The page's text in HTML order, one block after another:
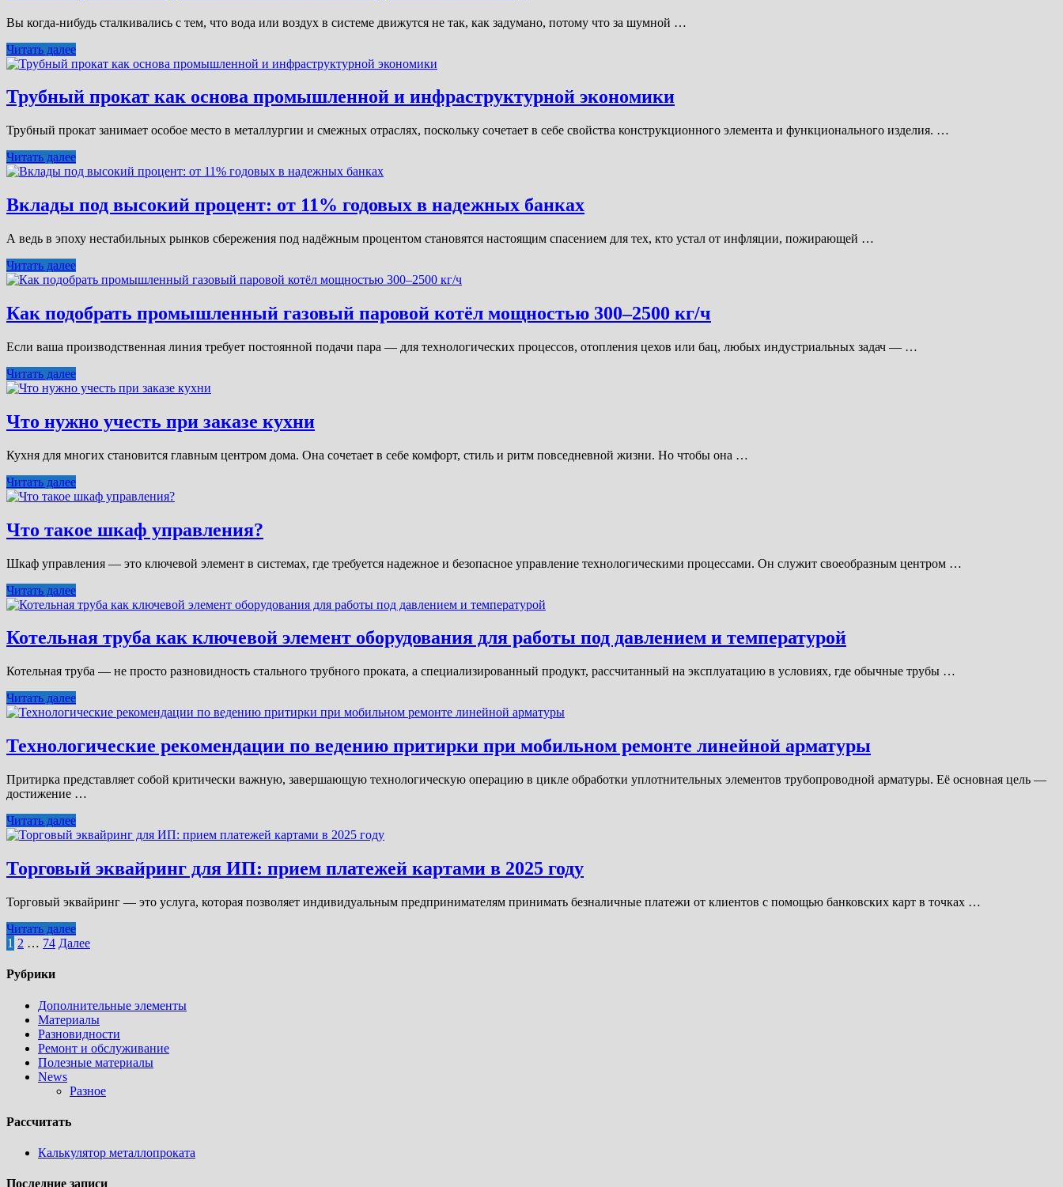
Вы когда-нибудь сталкивались с тем, что вода или воздух в системе движутся не так, как задумано, потому что за шумной …
Читать далее
Трубный прокат как основа промышленной и инфраструктурной экономики
Трубный прокат занимает особое место в металлургии и смежных отраслях, поскольку сочетает в себе свойства конструкционного элемента и функционального изделия. …
Читать далее
Вклады под высокий процент: от 11% годовых в надежных банках
А ведь в эпоху нестабильных рынков сбережения под надёжным процентом становятся настоящим спасением для тех, кто устал от инфляции, пожирающей …
Читать далее
Как подобрать промышленный газовый паровой котёл мощностью 300–2500 кг/ч
Если ваша производственная линия требует постоянной подачи пара — для технологических процессов, отопления цехов или бац, любых индустриальных задач — …
Читать далее
Что нужно учесть при заказе кухни
Кухня для многих становится главным центром дома. Она сочетает в себе комфорт, стиль и ритм повседневной жизни. Но чтобы она …
Читать далее
Что такое шкаф управления?
Шкаф управления — это ключевой элемент в системах, где требуется надежное и безопасное управление технологическими процессами. Он служит своеобразным центром …
Читать далее
Котельная труба как ключевой элемент оборудования для работы под давлением и температурой
Котельная труба — не просто разновидность стального трубного проката, а специализированный продукт, рассчитанный на эксплуатацию в условиях, где обычные трубы …
Читать далее
Технологические рекомендации по ведению притирки при мобильном ремонте линейной арматуры
Притирка представляет собой критически важную, завершающую технологическую операцию в цикле обработки уплотнительных элементов трубопроводной арматуры. Её основная цель —
достижение …
Читать далее
Торговый эквайринг для ИП: прием платежей картами в 2025 году
Торговый эквайринг — это услуга, которая позволяет индивидуальным предпринимателям принимать безналичные платежи от клиентов с помощью банковских карт в точках …
Читать далее
Пагинация
записей
1 2 … 74 Далее
Рубрики
Дополнительные элементы
Материалы
Разновидности
Ремонт и обслуживание
Полезные материалы
News
Разное
Рассчитать
Калькулятор металлопроката
Последние записи